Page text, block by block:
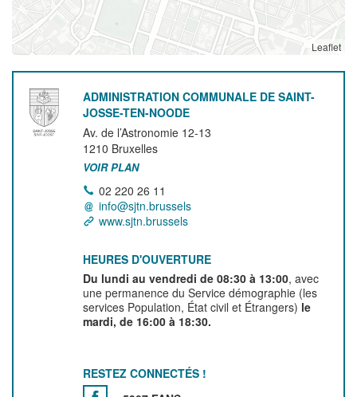
Leaflet
ADMINISTRATION COMMUNALE DE SAINT-
JOSSE-TEN-NOODE
Av. de l’Astronomie 12-13
1210 Bruxelles
VOIR PLAN
02 220 26 11
info@sjtn.brussels
www.sjtn.brussels
HEURES D'OUVERTURE
Du lundi au vendredi de 08:30 à 13:00, avec
une permanence du Service démographie (les
services Population, État civil et Étrangers) le
mardi, de 16:00 à 18:30.
RESTEZ CONNECTÉS !